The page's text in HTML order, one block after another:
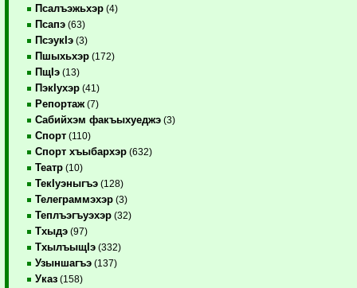
Псалъэжьхэр (4)
Псапэ (63)
ПсэукIэ (3)
Пшыхьхэр (172)
ПщIэ (13)
ПэкIухэр (41)
Репортаж (7)
Сабийхэм факъыхуеджэ (3)
Спорт (110)
Спорт хъыбархэр (632)
Театр (10)
ТекIуэныгъэ (128)
Телеграммэхэр (3)
Теплъэгъуэхэр (32)
Тхыдэ (97)
ТхылъыщIэ (332)
Узыншагъэ (137)
Указ (158)